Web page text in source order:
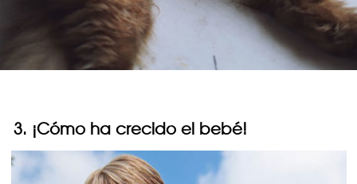
3. ¡Cómo ha crecido el bebé!